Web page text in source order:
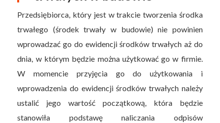
Przedsiębiorca, który jest w trakcie tworzenia środka
trwałego (środek trwały w budowie) nie powinien
wprowadzać go do ewidencji środków trwałych aż do
dnia, w którym będzie można użytkować go w firmie.
W momencie przyjęcia go do użytkowania i
wprowadzenia do ewidencji środków trwałych należy
ustalić jego wartość początkową, która będzie
stanowiła podstawę naliczania odpisów